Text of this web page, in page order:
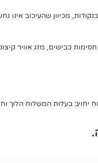
מכיוון שהעיכוב
כבישים, מזג אוויר
בעלות המשלוח הלוך